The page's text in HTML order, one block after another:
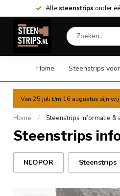
Allesteenstrips onder
Home Steenstrips
Van 25 juli t/m 16 augustus zijn
Home / Steenstrips informatie &
Steenstrips
NEOPOR Steenstrips